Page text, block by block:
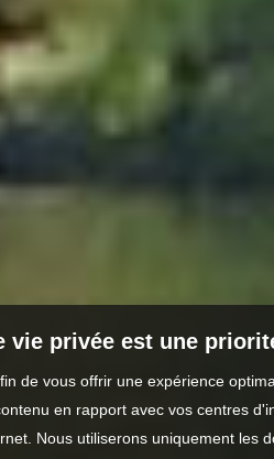
vie privée est une
de vous offrir une expérience
en rapport avec vos centres
Nous utiliserons uniquement les